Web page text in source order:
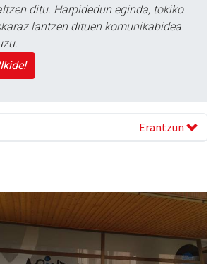
ditu. Harpidedun eginda, tokiko
lantzen dituen komunikabidea
Erantzun